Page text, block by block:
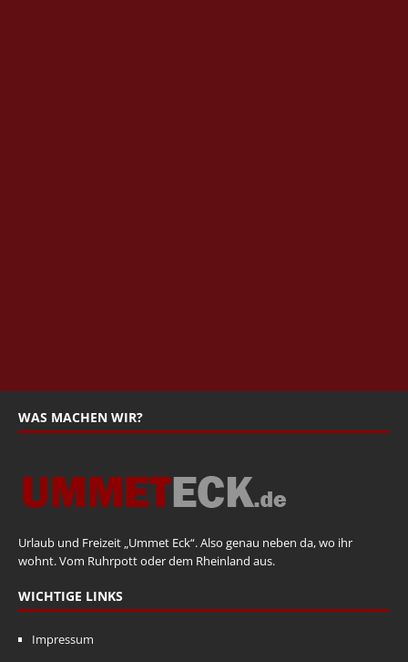
WAS MACHEN WIR?
Urlaub und Freizeit „Ummet Eck“. Also genau neben da, wo ihr
wohnt. Vom Ruhrpott oder dem Rheinland aus.
WICHTIGE LINKS
Impressum